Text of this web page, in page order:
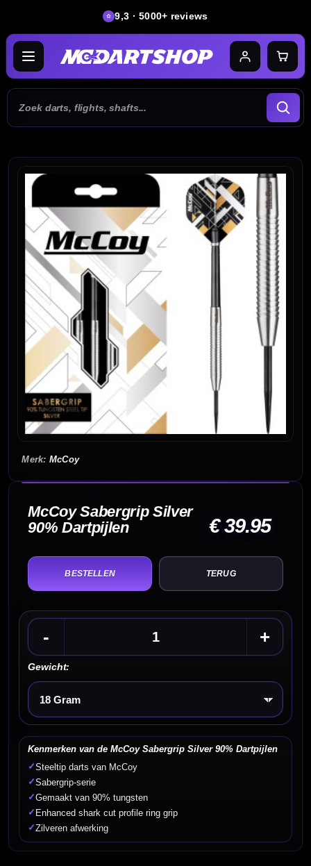
9,3 · 5000+ reviews
McCoy
McCoy Sabergrip Silver
90% Dartpijlen
€ 39.95
TERUG
- +
Gewicht:
Kies een optie
Kenmerken van de McCoy Sabergrip Silver 90% Dartpijlen
✓Steeltip darts van McCoy
✓Sabergrip-serie
✓Gemaakt van 90% tungsten
✓ Enhanced shark cut profile ring grip
✓Zilveren afwerking